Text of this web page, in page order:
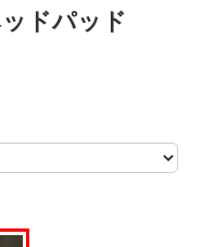
ドパッド